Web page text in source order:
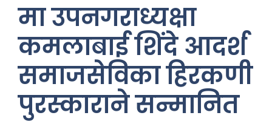
मा उपनगराध्यक्षा
कमलाबाई शिंदे आदर्श
समाजसेविका हिरकणी
पुरस्काराने सन्मानित